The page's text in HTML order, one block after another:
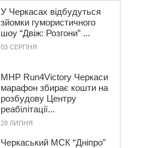
У Черкасах відбудуться
зйомки гумористичного
шоу “Двіж: Розгони” ...
03 СЕРПНЯ
MHP Run4Victory Черкаси
марафон збирає кошти на
розбудову Центру
реабілітації...
28 ЛИПНЯ
Черкаський МСК “Дніпро”